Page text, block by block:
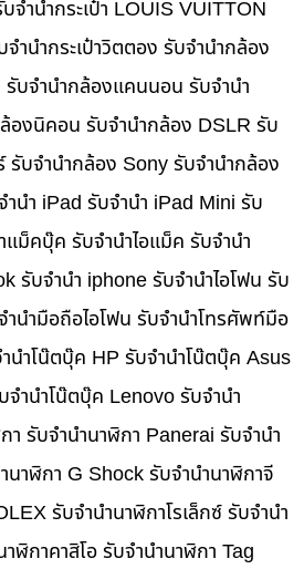
จำนำกระเป๋า LOUIS VUITTON
ำนำกระเป๋าวิตตอง รับจำนำกล้อง
บจำนำกล้องแคนนอน รับจำนำ
องนิคอน รับจำนำกล้อง DSLR รับ
รับจำนำกล้อง Sony รับจำนำกล้อง
นำ iPad รับจำนำ iPad Mini รับ
ม็คบุ๊ค รับจำนำไอแม็ค รับจำนำ
รับจำนำ iphone รับจำนำไอโฟน รับ
นำมือถือไอโฟน รับจำนำโทรศัพท์มือ
นำโน๊ตบุ๊ค HP รับจำนำโน๊ตบุ๊ค Asus
ำนำโน๊ตบุ๊ค Lenovo รับจำนำ
รับจำนำนาฬิกา Panerai รับจำนำ
นาฬิกา G Shock รับจำนำนาฬิกาจี
รับจำนำนาฬิกาโรเล็กซ์ รับจำนำ
ฬิกาคาสิโอ รับจำนำนาฬิกา Tag